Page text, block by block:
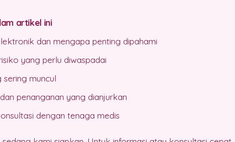
artikel ini
dan mengapa penting dipahami
yang perlu diwaspadai
muncul
penanganan yang dianjurkan
dengan tenaga medis